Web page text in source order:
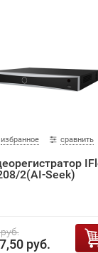
избранное сравнить
2(AI-Seek)
руб.